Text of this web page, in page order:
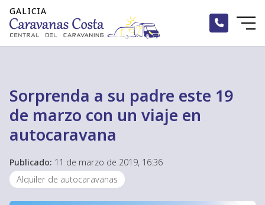
Sorprenda a su padre este 19
de marzo con un viaje en
autocaravana
Publicado: 11 de marzo de 2019, 16:36
Alquiler de autocaravanas